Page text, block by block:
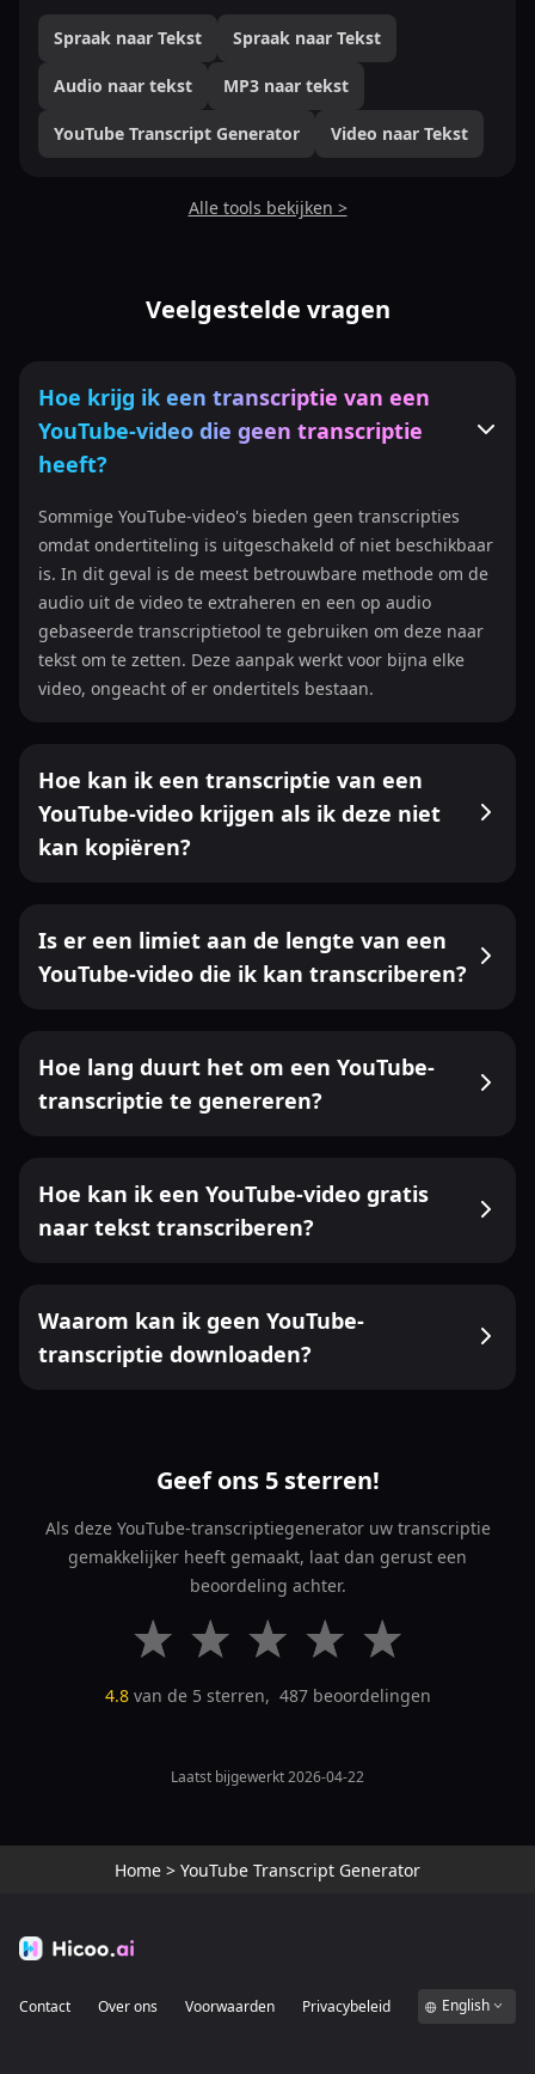
Spraak naar Tekst Spraak naar Tekst
Audio naar tekst MP3 naar tekst
YouTube Transcript Generator Video naar Tekst
Alle tools bekijken >
Veelgestelde vragen
Hoe krijg ik een transcriptie van een
YouTube-video die geen transcriptie
heeft?
Sommige YouTube-video's bieden geen transcripties
omdat ondertiteling is uitgeschakeld of niet beschikbaar
is. In dit geval is de meest betrouwbare methode om de
audio uit de video te extraheren en een op audio
gebaseerde transcriptietool te gebruiken om deze naar
tekst om te zetten. Deze aanpak werkt voor bijna elke
video, ongeacht of er ondertitels bestaan.
Hoe kan ik een transcriptie van een
YouTube-video krijgen als ik deze niet
kan kopiëren?
Is er een limiet aan de lengte van een
YouTube-video die ik kan transcriberen?
Hoe lang duurt het om een YouTube-
transcriptie te genereren?
Hoe kan ik een YouTube-video gratis
naar tekst transcriberen?
Waarom kan ik geen YouTube-
transcriptie downloaden?
Geef ons 5 sterren!
Als deze YouTube-transcriptiegenerator uw transcriptie
gemakkelijker heeft gemaakt, laat dan gerust een
beoordeling achter.
4.8van de 5 sterren, 487beoordelingen
Laatst bijgewerkt 2026-04-22
Home > YouTube Transcript Generator
Contact Over ons Voorwaarden Privacybeleid English